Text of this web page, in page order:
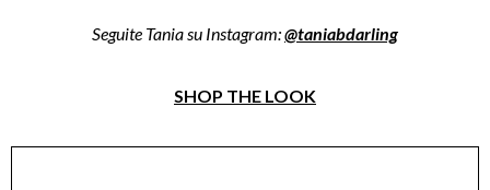
Seguite Tania su Instagram:@taniabdarling
SHOP THE LOOK